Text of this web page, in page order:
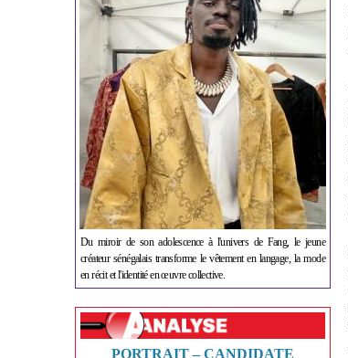
Du miroir de son adolescence à l'univers de Fang, le jeune
créateur sénégalais transforme le vêtement en langage, la mode
en récit et l'identité en œuvre collective.
PORTRAIT – CANDIDATE